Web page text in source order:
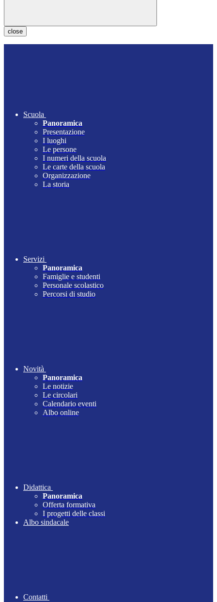
close
Scuola
Panoramica
Presentazione
I luoghi
Le persone
I numeri della scuola
Le carte della scuola
Organizzazione
La storia
Servizi
Panoramica
Famiglie e studenti
Personale scolastico
Percorsi di studio
Novità
Panoramica
Le notizie
Le circolari
Calendario eventi
Albo online
Didattica
Panoramica
Offerta formativa
I progetti delle classi
Albo sindacale
Contatti